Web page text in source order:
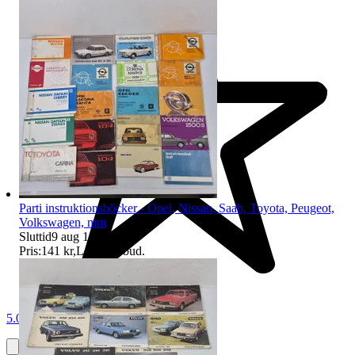
5.0
Parti instruktionsböcker - Opel, Nissan, Saab, Toyota, Peugeot,
Volkswagen, mm
Sluttid9 aug 18:03
Pris:141 kr,Ledande bud.